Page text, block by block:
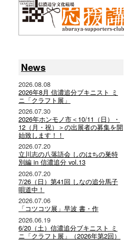
News
2026.08.08
2026年8月 信濃追分ブキニスト ミ
ニ「クラフト展」
2026.07.30
2026年ホンモノ市＜10/11（日）・
12（月・祝）＞の出展者の募集を開
始致します！！
2026.07.20
立川志の八落語会 しのはちの巣特
別編 in 信濃追分 vol.13
2026.07.20
7/26（日）第41回 しなの追分馬子
唄道中！
2026.07.06
「コツコツ展」早波 書・作
2026.06.19
6/20（土）信濃追分ブキニスト ミ
ニ「クラフト展」（2026年第2回）